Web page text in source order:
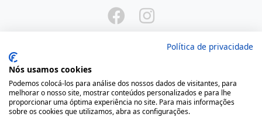
Onde Estamos
Largo São Domingos 42-44
Política de privacidade
Nós usamos cookies
Podemos colocá-los para análise dos nossos dados de visitantes, para
melhorar o nosso site, mostrar conteúdos personalizados e para lhe
proporcionar uma óptima experiência no site. Para mais informações
sobre os cookies que utilizamos, abra as configurações.